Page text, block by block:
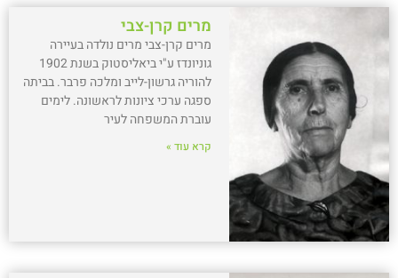
מרים קרן-צבי
מרים קרן-צבי מרים נולדה בעיירה
גוניונדז ע"י ביאליסטוק בשנת 1902
להוריה גרשון-לייב ומלכה פרבר. בביתה
ספגה ערכי ציונות לראשונה. לימים
עוברת המשפחה לעיר
קרא עוד »